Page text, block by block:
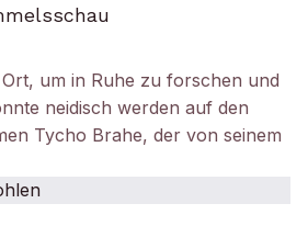
um in Ruhe zu forschen und
neidisch werden auf den
Tycho Brahe, der von seinem